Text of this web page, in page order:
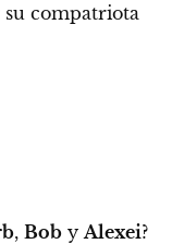
compatriota
, Bob y Alexei?